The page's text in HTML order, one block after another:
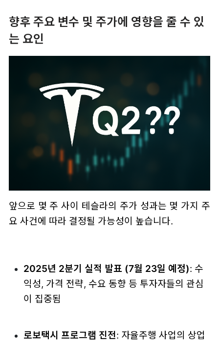
향후 주요 변수 및 주가에 영향을 줄 수 있
는 요인
앞으로 몇 주 사이 테슬라의 주가 성과는 몇 가지 주
요 사건에 따라 결정될 가능성이 높습니다.
2025년 2분기 실적 발표 (7월 23일 예정): 수
익성, 가격 전략, 수요 동향 등 투자자들의 관심
이 집중됨
로보택시 프로그램 진전: 자율주행 사업의 상업